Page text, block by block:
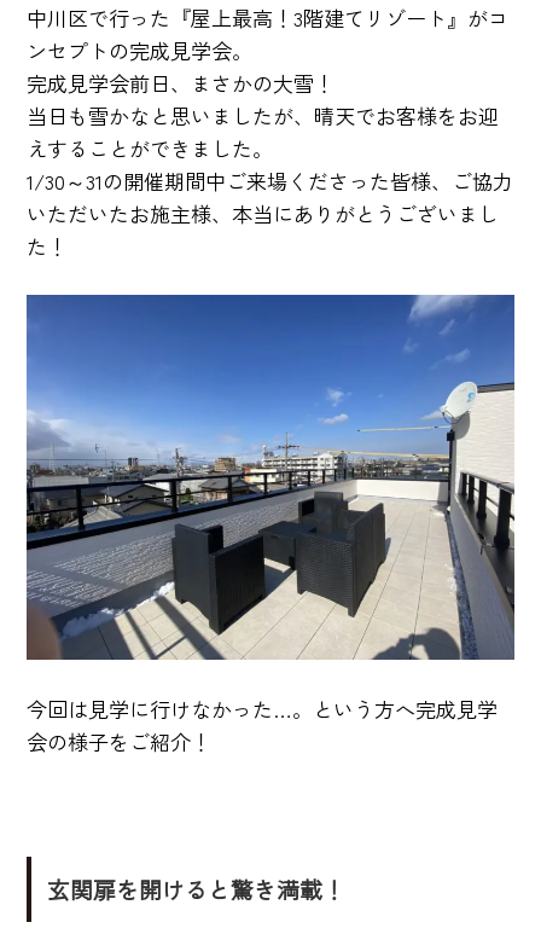
中川区で行った『屋上最高！3階建てリゾート』がコ
ンセプトの完成見学会。
完成見学会前日、まさかの大雪！
当日も雪かなと思いましたが、晴天でお客様をお迎
えすることができました。
1/30～31の開催期間中ご来場くださった皆様、ご協力
いただいたお施主様、本当にありがとうございまし
た！
今回は見学に行けなかった…。という方へ完成見学
会の様子をご紹介！
玄関扉を開けると驚き満載！